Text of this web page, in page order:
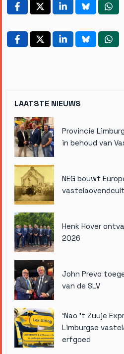
LAATSTE NIEUWS
Provincie
in behoud van
NEG bouwt
Henk Hover
2026
John Prevo
van de SLV
‘Nao ’t Zuuje
Limburgse
erfgoed